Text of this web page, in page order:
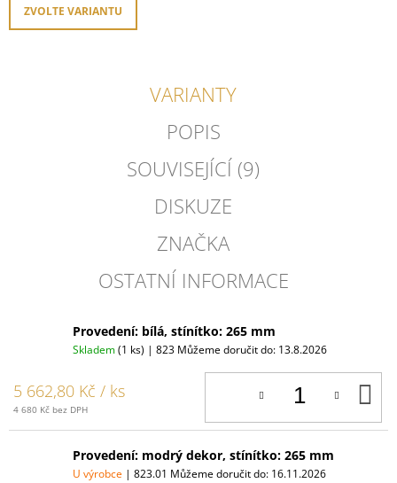
ZVOLTE VARIANTU
VARIANTY
POPIS
SOUVISEJÍCÍ (9)
DISKUZE
ZNAČKA
OSTATNÍ INFORMACE
Provedení: bílá, stínítko: 265 mm
Skladem(1 ks) | 823 Můžeme doručit do: 13.8.2026
5 662,80 Kč / ks
4 680 Kč bez DPH
Provedení: modrý dekor, stínítko: 265 mm
U výrobce | 823.01 Můžeme doručit do: 16.11.2026